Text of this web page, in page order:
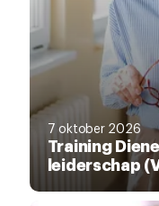
7 oktober 2026
Training
leiderschap